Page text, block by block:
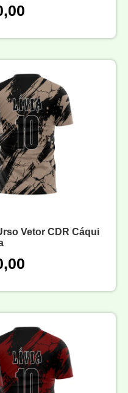
Vetor CDR Cáqui